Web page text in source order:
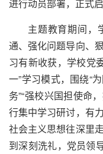
进行动员部署，正式
主题教育期间，
通、强化问题导向、
习有新收获，学校党
一”学习模式，围绕“
务”“强校兴国担使命
行集中学习研讨，有
社会主义思想往深里
到深刻洗礼，党员领